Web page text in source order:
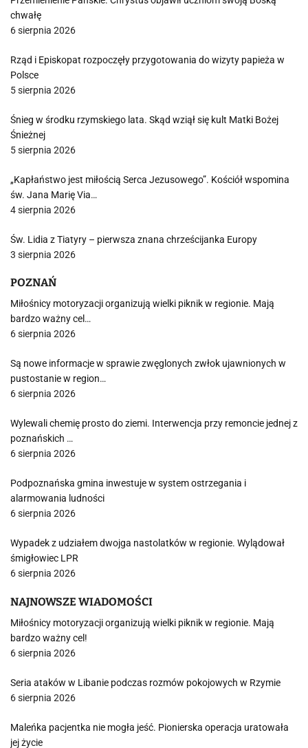
chwałę
6 sierpnia 2026
Rząd i Episkopat rozpoczęły przygotowania do wizyty papieża w
Polsce
5 sierpnia 2026
Śnieg w środku rzymskiego lata. Skąd wziął się kult Matki Bożej
Śnieżnej
5 sierpnia 2026
„Kapłaństwo jest miłością Serca Jezusowego”. Kościół wspomina
św. Jana Marię Via…
4 sierpnia 2026
Św. Lidia z Tiatyry – pierwsza znana chrześcijanka Europy
3 sierpnia 2026
POZNAŃ
Miłośnicy motoryzacji organizują wielki piknik w regionie. Mają
bardzo ważny cel…
6 sierpnia 2026
Są nowe informacje w sprawie zwęglonych zwłok ujawnionych w
pustostanie w region…
6 sierpnia 2026
Wylewali chemię prosto do ziemi. Interwencja przy remoncie jednej z
poznańskich …
6 sierpnia 2026
Podpoznańska gmina inwestuje w system ostrzegania i
alarmowania ludności
6 sierpnia 2026
Wypadek z udziałem dwojga nastolatków w regionie. Wylądował
śmigłowiec LPR
6 sierpnia 2026
NAJNOWSZE WIADOMOŚCI
Miłośnicy motoryzacji organizują wielki piknik w regionie. Mają
bardzo ważny cel!
6 sierpnia 2026
Seria ataków w Libanie podczas rozmów pokojowych w Rzymie
6 sierpnia 2026
Maleńka pacjentka nie mogła jeść. Pionierska operacja uratowała
jej życie